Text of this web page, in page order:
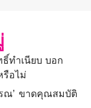
ธิ์ทำเนียบ บอก
รือไม่
ณ’ ขาดคุณสมบัติ